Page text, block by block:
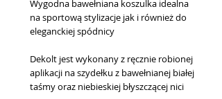
Wygodna bawełniana koszulka idealna
na sportową stylizacje jak i również do
eleganckiej spódnicy
Dekolt jest wykonany z ręcznie robionej
aplikacji na szydełku z bawełnianej białej
taśmy oraz niebieskiej błyszczącej nici